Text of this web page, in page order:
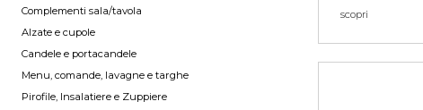
Complementi sala/tavola
Alzate e cupole
Candele e portacandele
Menu, comande, lavagne e targhe
Pirofile, Insalatiere e Zuppiere
scopri